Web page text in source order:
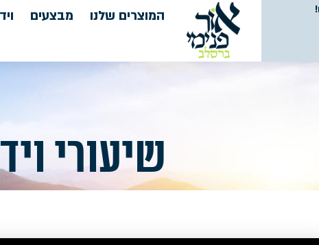
המוצרים שלנו מבצעים
שיעורי